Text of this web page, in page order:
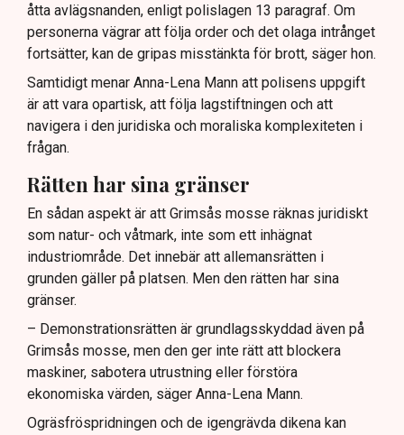
åtta avlägsnanden, enligt polislagen 13 paragraf. Om
personerna vägrar att följa order och det olaga intrånget
fortsätter, kan de gripas misstänkta för brott, säger hon.
Samtidigt menar Anna-Lena Mann att polisens uppgift
är att vara opartisk, att följa lagstiftningen och att
navigera i den juridiska och moraliska komplexiteten i
frågan.
Rätten har sina gränser
En sådan aspekt är att Grimsås mosse räknas juridiskt
som natur- och våtmark, inte som ett inhägnat
industriområde. Det innebär att allemansrätten i
grunden gäller på platsen. Men den rätten har sina
gränser.
– Demonstrationsrätten är grundlagsskyddad även på
Grimsås mosse, men den ger inte rätt att blockera
maskiner, sabotera utrustning eller förstöra
ekonomiska värden, säger Anna-Lena Mann.
Ogräsfröspridningen och de igengrävda dikena kan